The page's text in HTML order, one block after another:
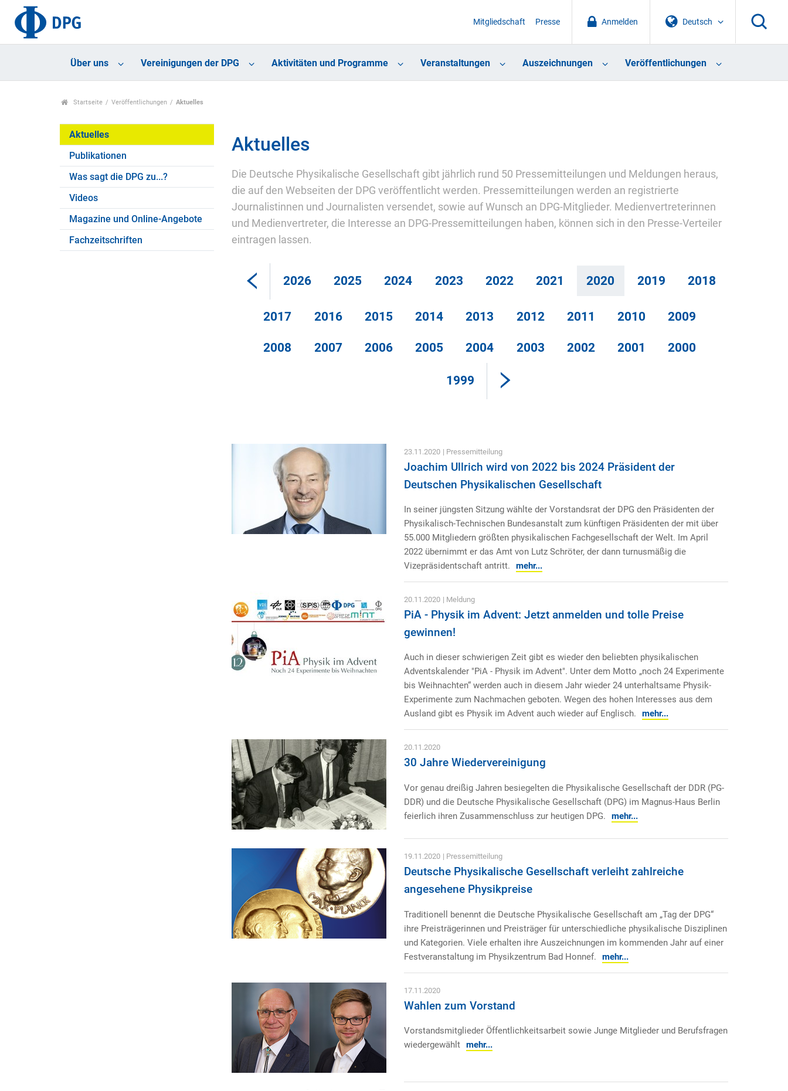
Deutsch
Anmelden
Mitgliedschaft Presse
Über uns Vereinigungen der DPG Aktivitäten und Programme Veranstaltungen Auszeichnungen Veröffentlichungen
Startseite Veröffentlichungen Aktuelles
Aktuelles
Publikationen
Was sagt die DPG zu...?
Videos
Magazine und Online-Angebote
Fachzeitschriften
Aktuelles
Die Deutsche Physikalische Gesellschaft gibt jährlich rund 50 Pressemitteilungen und Meldungen heraus,
die auf den Webseiten der DPG veröffentlicht werden. Pressemitteilungen werden an registrierte
Journalistinnen und Journalisten versendet, sowie auf Wunsch an DPG-Mitglieder. Medienvertreterinnen
und Medienvertreter, die Interesse an DPG-Pressemitteilungen haben, können sich in den Presse-Verteiler
eintragen lassen.
2026 2025 2024 2023 2022 2021 2020 2019 2018
2017 2016 2015 2014 2013 2012 2011 2010 2009
2008 2007 2006 2005 2004 2003 2002 2001 2000
1999
23.11.2020 | Pressemitteilung
Joachim Ullrich wird von 2022 bis 2024 Präsident der
Deutschen Physikalischen Gesellschaft
In seiner jüngsten Sitzung wählte der Vorstandsrat der DPG den Präsidenten der
Physikalisch-Technischen Bundesanstalt zum künftigen Präsidenten der mit über
55.000 Mitgliedern größten physikalischen Fachgesellschaft der Welt. Im April
2022 übernimmt er das Amt von Lutz Schröter, der dann turnusmäßig die
Vizepräsidentschaft antritt.
mehr...
20.11.2020 | Meldung
PiA - Physik im Advent: Jetzt anmelden und tolle Preise
gewinnen!
Auch in dieser schwierigen Zeit gibt es wieder den beliebten physikalischen
Adventskalender "PiA - Physik im Advent". Unter dem Motto „noch 24 Experimente
bis Weihnachten“ werden auch in diesem Jahr wieder 24 unterhaltsame Physik-
Experimente zum Nachmachen geboten. Wegen des hohen Interesses aus dem
Ausland gibt es Physik im Advent auch wieder auf Englisch.
mehr...
20.11.2020
30 Jahre Wiedervereinigung
Vor genau dreißig Jahren besiegelten die Physikalische Gesellschaft der DDR (PG-
DDR) und die Deutsche Physikalische Gesellschaft (DPG) im Magnus-Haus Berlin
feierlich ihren Zusammenschluss zur heutigen DPG.
mehr...
19.11.2020 | Pressemitteilung
Deutsche Physikalische Gesellschaft verleiht zahlreiche
angesehene Physikpreise
Traditionell benennt die Deutsche Physikalische Gesellschaft am „Tag der DPG“
ihre Preisträgerinnen und Preisträger für unterschiedliche physikalische Disziplinen
und Kategorien. Viele erhalten ihre Auszeichnungen im kommenden Jahr auf einer
Festveranstaltung im Physikzentrum Bad Honnef.
mehr...
17.11.2020
Wahlen zum Vorstand
Vorstandsmitglieder Öffentlichkeitsarbeit sowie Junge Mitglieder und Berufsfragen
wiedergewählt mehr...